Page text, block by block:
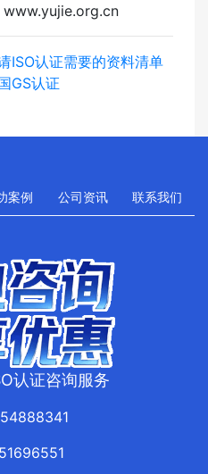
ISO认证需要的资料清单
GS认证
案例 公司资讯 联系我们
认证咨询服务